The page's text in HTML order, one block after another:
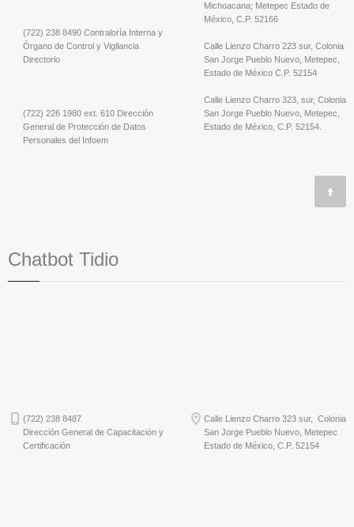
(722) 238 8490 Contraloría Interna y
Órgano de Control y Vigilancia
Directorio
(722) 226 1980 ext. 610 Dirección
General de Protección de Datos
Personales del Infoem
Michoacana; Metepec Estado de
México, C.P. 52166
Calle Lienzo Charro 223 sur, Colonia
San Jorge Pueblo Nuevo, Metepec,
Estado de México C.P. 52154
Calle Lienzo Charro 323, sur, Colonia
San Jorge Pueblo Nuevo, Metepec,
Estado de México, C.P. 52154.
Chatbot Tidio
(722) 238 8487
Dirección General de Capacitación y
Certificación
Calle Lienzo Charro 323 sur, Colonia
San Jorge Pueblo Nuevo, Metepec
Estado de México, C.P. 52154